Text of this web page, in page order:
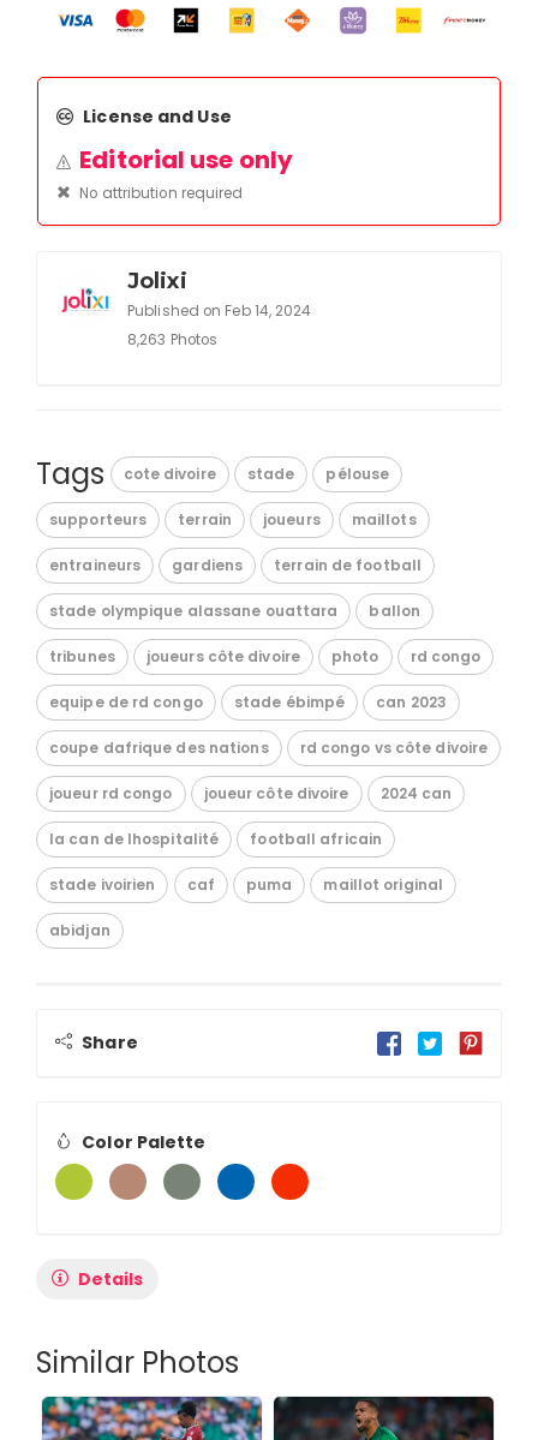
License and Use
Editorial use only
No attribution required
Jolixi
Published on Feb 14, 2024
8,263 Photos
Tags cote divoire stade pélouse
supporteurs terrain joueurs maillots
entraineurs gardiens terrain de football
stade olympique alassane ouattara ballon
tribunes joueurs côte divoire photo rd congo
equipe de rd congo stade ébimpé can 2023
coupe dafrique des nations rd congo vs côte divoire
joueur rd congo joueur côte divoire 2024 can
la can de lhospitalité football africain
stade ivoirien caf puma maillot original
abidjan
Share
Color Palette
Details
Similar Photos